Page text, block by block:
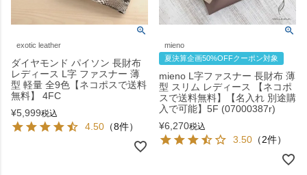
exotic leather
ダイヤモンド パイソン 長財布
レディース L字 ファスナー 薄
型 軽量 全9色【ネコポスで送料
無料】 4FC
¥5,999税込
4.50 （8件）
mieno
夏決算企画50%OFFクーポン対象
mieno L字ファスナー 長財布 薄
型 スリム レディース 【ネコポ
スで送料無料】【名入れ 別途購
入で可能】5F (07000387r)
¥6,270税込
3.50 （2件）